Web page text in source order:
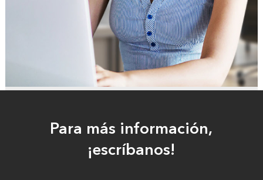
Para más información,
¡escríbanos!